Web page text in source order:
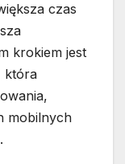
czas
krokiem jest
która
mobilnych